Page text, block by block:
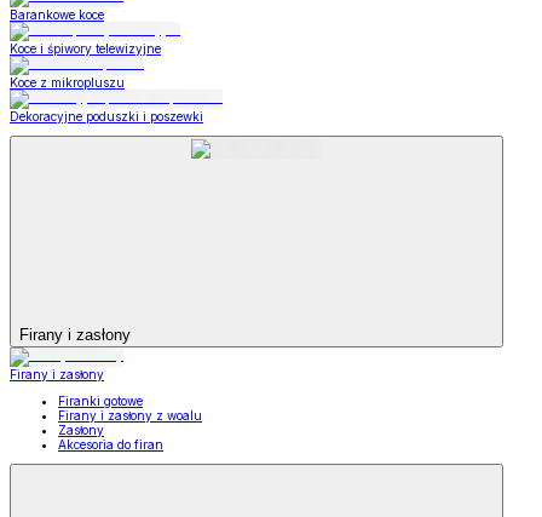
Barankowe koce
Koce i śpiwory telewizyjne
Koce z mikropluszu
Dekoracyjne poduszki i poszewki
Firany i zasłony
Firany i zasłony
Firanki gotowe
Firany i zasłony z woalu
Zasłony
Akcesoria do firan